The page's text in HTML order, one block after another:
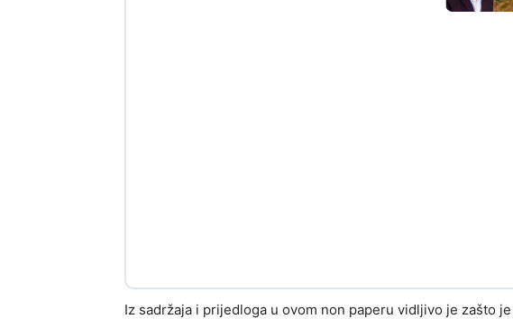
Iz sadržaja i prijedloga u ovom non paperu vidljivo je zašto